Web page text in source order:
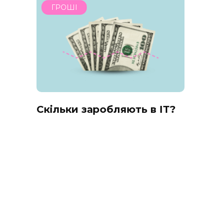
ГРОШІ
Скільки заробляють в IT?